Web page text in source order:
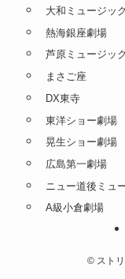
大和ミュージック
熱海銀座劇場
芦原ミュージック
まさご座
DX東寺
東洋ショー劇場
晃生ショー劇場
広島第一劇場
ニュー道後ミュ
A級小倉劇場
©ストリ